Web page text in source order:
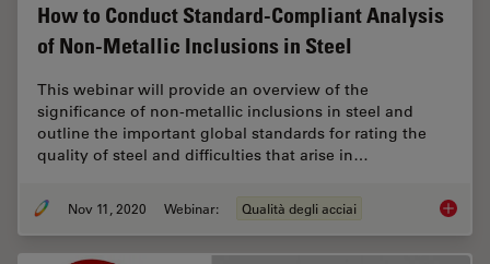
How to Conduct Standard-Compliant Analysis
of Non-Metallic Inclusions in Steel
This webinar will provide an overview of the
significance of non-metallic inclusions in steel and
outline the important global standards for rating the
quality of steel and difficulties that arise in…
Nov 11, 2020 Webinar: Qualità degli acciai How to